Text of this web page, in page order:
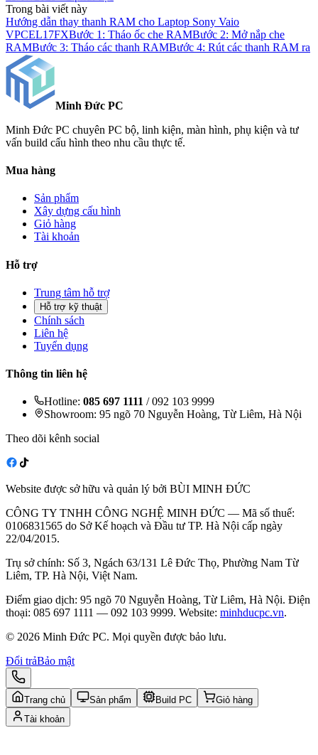
Trong bài viết này
Hướng dẫn thay thanh RAM cho Laptop Sony Vaio
VPCEL17FXBước 1: Tháo ốc che RAMBước 2: Mở nắp che
RAMBước 3: Tháo các thanh RAMBước 4: Rút các thanh RAM ra
Minh Đức PC
Minh Đức PC chuyên PC bộ, linh kiện, màn hình, phụ kiện và tư
vấn build cấu hình theo nhu cầu thực tế.
Mua hàng
Sản phẩm
Xây dựng cấu hình
Giỏ hàng
Tài khoản
Hỗ trợ
Trung tâm hỗ trợ
Hỗ trợ kỹ thuật
Chính sách
Liên hệ
Tuyển dụng
Thông tin liên hệ
Hotline: 085 697 1111 / 092 103 9999
Showroom: 95 ngõ 70 Nguyễn Hoàng, Từ Liêm, Hà Nội
Theo dõi kênh social
Website được sở hữu và quản lý bởi BÙI MINH ĐỨC
CÔNG TY TNHH CÔNG NGHỆ MINH ĐỨC — Mã số thuế:
0106831565 do Sở Kế hoạch và Đầu tư TP. Hà Nội cấp ngày
22/04/2015.
Trụ sở chính: Số 3, Ngách 63/131 Lê Đức Thọ, Phường Nam Từ
Liêm, TP. Hà Nội, Việt Nam.
Điểm giao dịch: 95 ngõ 70 Nguyễn Hoàng, Từ Liêm, Hà Nội. Điện
thoại: 085 697 1111 — 092 103 9999. Website: minhducpc.vn.
© 2026 Minh Đức PC. Mọi quyền được bảo lưu.
Đổi trảBảo mật
Trang chủ Sản phẩm Build PC
Giỏ hàng
Tài khoản